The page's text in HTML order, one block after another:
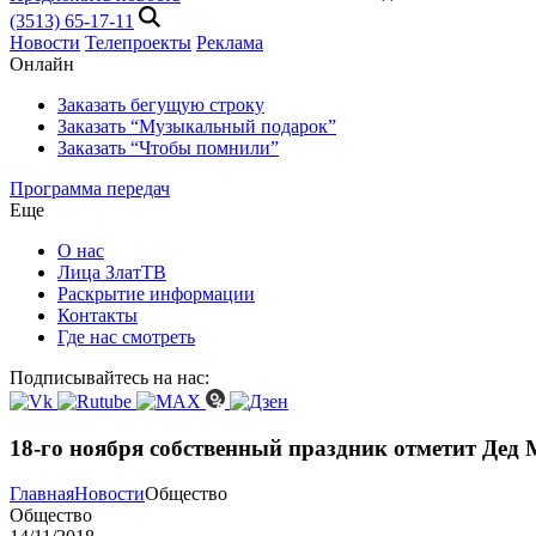
(3513) 65-17-11
Новости Телепроекты Реклама
Онлайн
Заказать бегущую строку
Заказать “Музыкальный подарок”
Заказать “Чтобы помнили”
Программа передач
Еще
О нас
Лица ЗлатТВ
Раскрытие информации
Контакты
Где нас смотреть
Подписывайтесь на нас:
18-го ноября собственный праздник отметит Дед
ГлавнаяНовостиОбщество
Общество